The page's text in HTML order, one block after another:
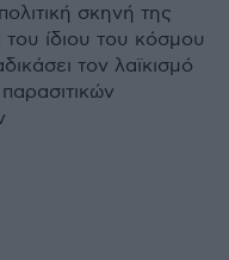
σκηνή της
ίδιου του κόσμου
τον λαϊκισμό